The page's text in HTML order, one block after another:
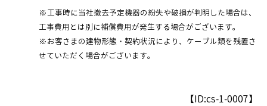
※工事時に当社撤去予定機器の紛失や破損が判明した場合は、
工事費用とは別に補償費用が発生する場合がございます。
※お客さまの建物形態・契約状況により、ケーブル類を残置さ
せていただく場合がございます。
【ID:cs-1-0007】